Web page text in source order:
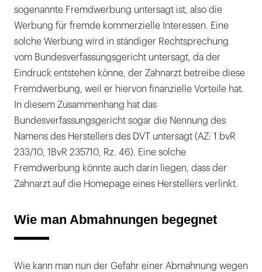
sogenannte Fremdwerbung untersagt ist, also die
Werbung für fremde kommerzielle Interessen. Eine
solche Werbung wird in ständiger Rechtsprechung
vom Bundesverfassungsgericht untersagt, da der
Eindruck entstehen könne, der Zahnarzt betreibe diese
Fremdwerbung, weil er hiervon finanzielle Vorteile hat.
In diesem Zusammenhang hat das
Bundesverfassungsgericht sogar die Nennung des
Namens des Herstellers des DVT untersagt (AZ: 1 bvR
233/10, 1BvR 235710, Rz. 46). Eine solche
Fremdwerbung könnte auch darin liegen, dass der
Zahnarzt auf die Homepage eines Herstellers verlinkt.
Wie man Abmahnungen begegnet
Wie kann man nun der Gefahr einer Abmahnung wegen